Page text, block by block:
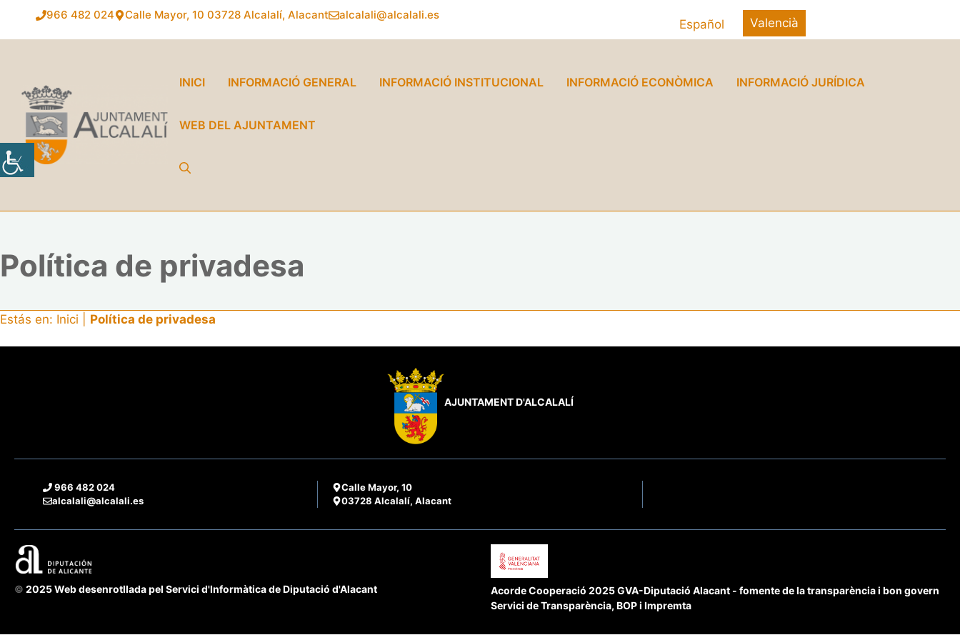
contingut
966 482 024 Calle Mayor, 10 03728 Alcalalí, Alacant alcalali@alcalali.es
Español Valencià
INICI INFORMACIÓ GENERAL INFORMACIÓ INSTITUCIONAL INFORMACIÓ ECONÒMICA INFORMACIÓ JURÍDICA
WEB DEL AJUNTAMENT
Política de privadesa
Estás en: Inici Política de privadesa
AJUNTAMENT D'ALCALALÍ
966 482 024
alcalali@alcalali.es
Calle Mayor, 10
03728 Alcalalí, Alacant
© 2025 Web desenrotllada pel Servici d'Informàtica de Diputació d'Alacant
Acorde Cooperació 2025 GVA-Diputació Alacant - fomente de la transparència i bon govern
Servici de Transparència, BOP i Impremta